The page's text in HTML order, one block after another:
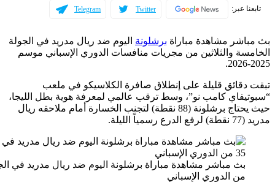
Twitter
Telegram
مشاهدة مباراةبرشلونةاليوم ضد ريال مدريد في الجولة
والثلاثين من مجريات منافسات الدوري الإسباني موسم
قليلة على إنطلاق صافرة الكلاسيكو في ملعب
كامب نو”، وسط ترقب عالمي لمعرفة هوية بطل الليجا،
حيث يحتاج برشلونة (88 نقطة) لتجنب الخسارة أمام ملاحقه ريال
بث مباشر مشاهدة مباراة برشلونة اليوم ضد ريال مدريد في الجولة 35
الدوري الإسباني